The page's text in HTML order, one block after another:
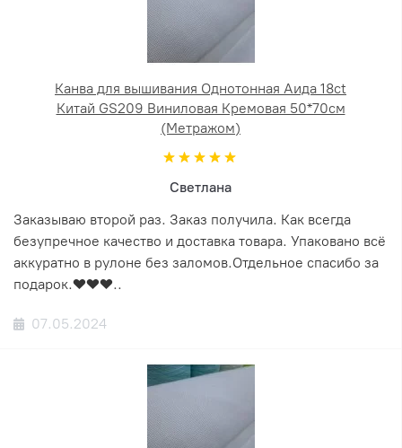
Канва для вышивания Однотонная Аида 18ct
Китай GS209 Виниловая Кремовая 50*70см
(Метражом)
Светлана
Заказываю второй раз. Заказ получила. Как всегда
безупречное качество и доставка товара. Упаковано всё
аккуратно в рулоне без заломов.Отдельное спасибо за
подарок.❤️❤️❤️..
07.05.2024